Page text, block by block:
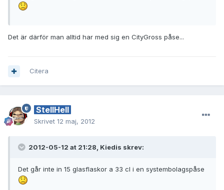
Det är därför man alltid har med sig en CityGross påse...
Citera
StellHell
Skrivet 12 maj, 2012
2012-05-12 at 21:28, Kiedis skrev:
Det går inte in 15 glasflaskor a 33 cl i en systembolagspåse